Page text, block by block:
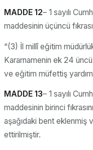
MADDE 12– 1 sayılı
maddesinin üçüncü
“(3) İl millî eğitim
Kararnamenin ek 24
ve eğitim müfettiş
MADDE 13– 1 sayılı
maddesinin birinci
aşağıdaki bent eklenmiş
ettirilmiştir.